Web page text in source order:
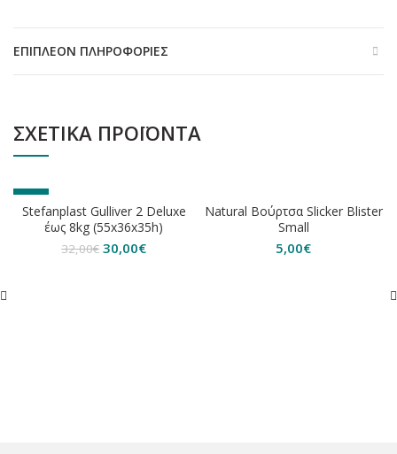
ΕΠΙΠΛΈΟΝ ΠΛΗΡΟΦΟΡΊΕΣ
ΣΧΕΤΙΚΆ ΠΡΟΪΌΝΤΑ
-6%
Stefanplast Gulliver 2 Deluxe
έως 8kg (55x36x35h)
32,00€ Original
30,00€Η
Natural Βούρτσα Slicker Blister
Small
5,00€